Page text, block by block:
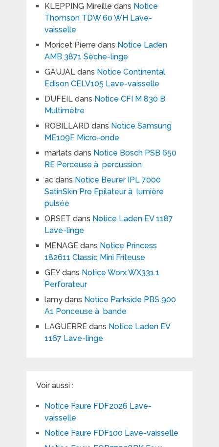
KLEPPING Mireille dans Notice
Thomson TDW 60 WH Lave-
vaisselle
Moricet Pierre dans Notice Laden
AMB 3871 Sèche-linge
GAUJALdans Notice Continental
Edison CELV105 Lave-vaisselle
DUFEILdans Notice CFI M 830 B
Multimètre
ROBILLARD dans Notice Samsung
ME109F Micro-onde
marlats dans Notice Bosch PSB 650
RE Perceuse à percussion
acdans Notice Beurer IPL 7000
SatinSkin Pro Epilateur à lumière
pulsée
ORSET dans Notice Laden EV 1187
Lave-linge
MENAGEdans Notice Princess
182611 Classic Mini Friteuse
GEYdans Notice Worx WX331.1
Perforateur
lamydans Notice Parkside PBS 900
A1 Ponceuse à bande
LAGUERREdans Notice Laden EV
1167 Lave-linge
Voir aussi :
Notice Faure FDF2026 Lave-
vaisselle
Notice Faure FDF100 Lave-vaisselle